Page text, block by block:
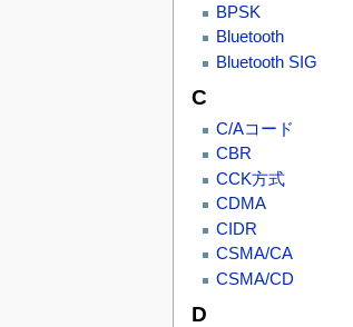
BPSK
Bluetooth
Bluetooth SIG
C
C/Aコード
CBR
CCK方式
CDMA
CIDR
CSMA/CA
CSMA/CD
D